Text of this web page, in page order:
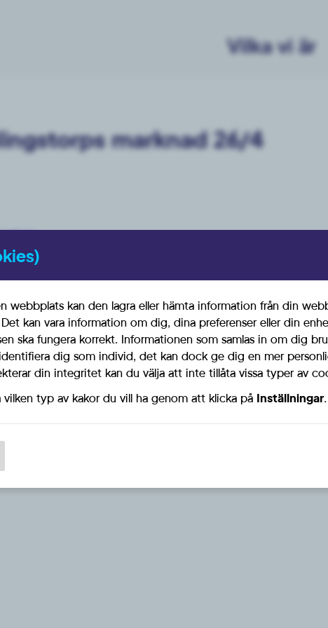
Vilka vi är
marknad 26/4
medlem du
webbplats kan den lagra eller hämta information från din
kan vara information om dig, dina preferenser eller din
ska fungera korrekt. Informationen som samlas in om dig
dig som individ, det kan dock ge dig en mer
din integritet kan du välja att inte tillåta vissa typer av
vilken typ av kakor du vill ha genom att klicka på Inställningar.